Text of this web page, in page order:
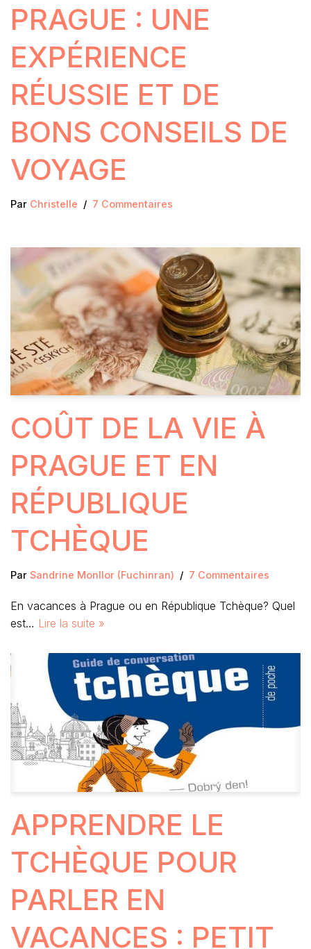
PRAGUE : UNE
EXPÉRIENCE
RÉUSSIE ET DE
BONS CONSEILS DE
VOYAGE
Par Christelle 7 Commentaires
COÛT DE LA VIE À
PRAGUE ET EN
RÉPUBLIQUE
TCHÈQUE
Par Sandrine Monllor (Fuchinran) 7 Commentaires
En vacances à Prague ou en République Tchèque? Quel
est… Lire la suite »
APPRENDRE LE
TCHÈQUE POUR
PARLER EN
VACANCES : PETIT